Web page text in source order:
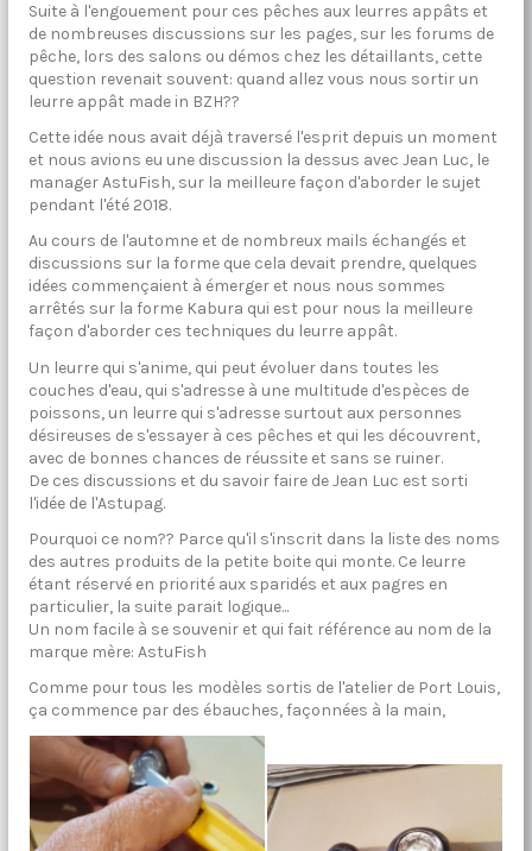
Suite à l'engouement pour ces pêches aux leurres appâts et
de nombreuses discussions sur les pages, sur les forums de
pêche, lors des salons ou démos chez les détaillants, cette
question revenait souvent: quand allez vous nous sortir un
leurre appât made in BZH??
Cette idée nous avait déjà traversé l'esprit depuis un moment
et nous avions eu une discussion la dessus avec Jean Luc, le
manager AstuFish, sur la meilleure façon d'aborder le sujet
pendant l'été 2018.
Au cours de l'automne et de nombreux mails échangés et
discussions sur la forme que cela devait prendre, quelques
idées commençaient à émerger et nous nous sommes
arrêtés sur la forme Kabura qui est pour nous la meilleure
façon d'aborder ces techniques du leurre appât.
Un leurre qui s'anime, qui peut évoluer dans toutes les
couches d'eau, qui s'adresse à une multitude d'espèces de
poissons, un leurre qui s'adresse surtout aux personnes
désireuses de s'essayer à ces pêches et qui les découvrent,
avec de bonnes chances de réussite et sans se ruiner.
De ces discussions et du savoir faire de Jean Luc est sorti
l'idée de l'Astupag.
Pourquoi ce nom?? Parce qu'il s'inscrit dans la liste des noms
des autres produits de la petite boite qui monte. Ce leurre
étant réservé en priorité aux sparidés et aux pagres en
particulier, la suite parait logique...
Un nom facile à se souvenir et qui fait référence au nom de la
marque mère: AstuFish
Comme pour tous les modèles sortis de l'atelier de Port Louis,
ça commence par des ébauches, façonnées à la main,